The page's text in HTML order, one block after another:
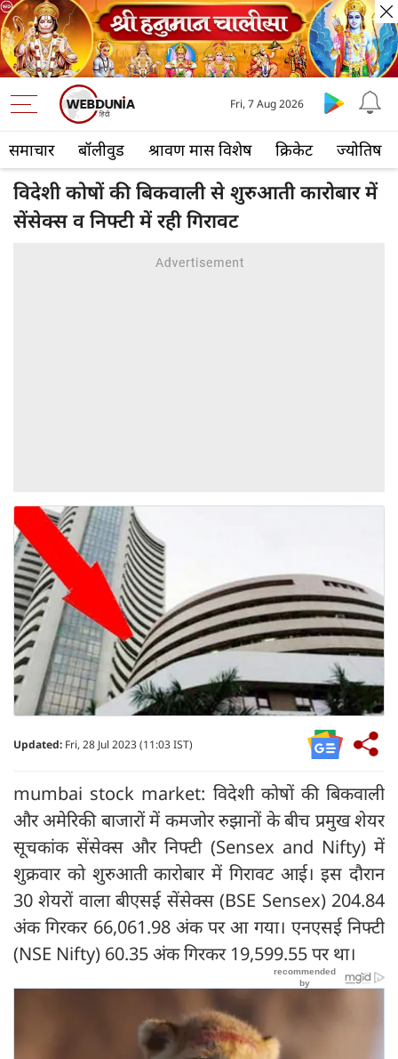
समाचार बॉलीवुड श्रावण मास विशेष क्रिकेट ज्योतिष
Fri, 7 Aug 2026
विदेशी कोषों की बिकवाली से शुरुआती कारोबार में
सेंसेक्स व निफ्टी में रही गिरावट
Updated: Fri, 28 Jul 2023 (11:03 IST)
mumbai stock market: विदेशी कोषों की बिकवाली
और अमेरिकी बाजारों में कमजोर रुझानों के बीच प्रमुख शेयर
सूचकांक सेंसेक्स और निफ्टी (Sensex and Nifty) में
शुक्रवार को शुरुआती कारोबार में गिरावट आई। इस दौरान
30 शेयरों वाला बीएसई सेंसेक्स (BSE Sensex) 204.84
अंक गिरकर 66,061.98 अंक पर आ गया। एनएसई निफ्टी
(NSE Nifty) 60.35 अंक गिरकर 19,599.55 पर था।